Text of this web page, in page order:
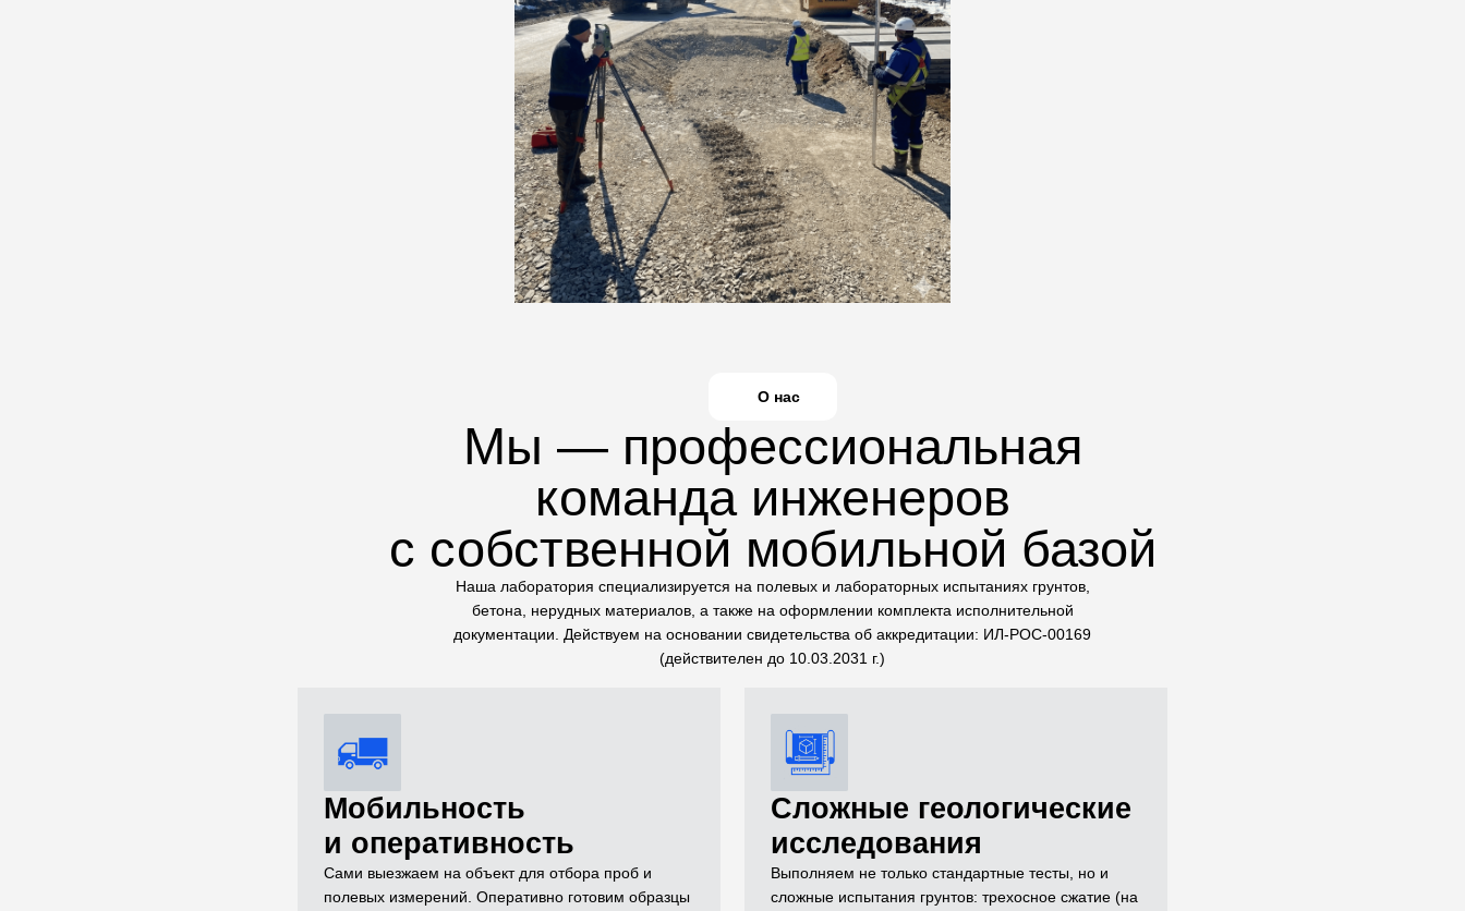
О нас
Мы — профессиональная
команда инженеров
с собственной мобильной базой
Наша лаборатория специализируется на полевых и лабораторных испытаниях грунтов,
бетона, нерудных материалов, а также на оформлении комплекта исполнительной
документации. Действуем на основании свидетельства об аккредитации: ИЛ-РОС-00169
(действителен до 10.03.2031 г.)
Мобильность
и оперативность
Сами выезжаем на объект для отбора проб и
полевых измерений. Оперативно готовим образцы
Сложные геологические
исследования
Выполняем не только стандартные тесты, но и
сложные испытания грунтов: трехосное сжатие (на